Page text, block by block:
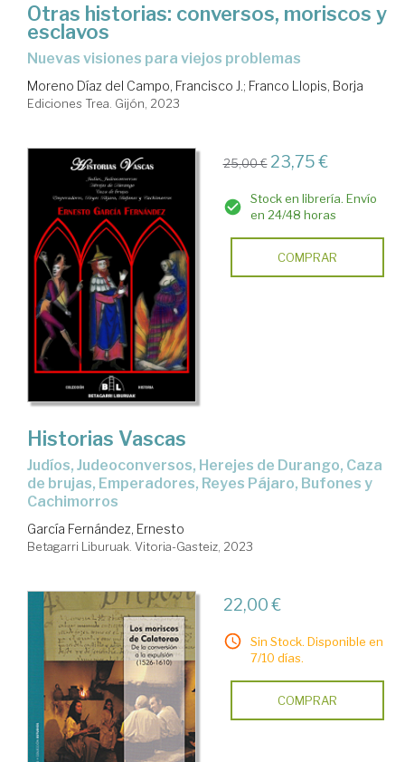
Otras historias: conversos, moriscos y
esclavos
Nuevas visiones para viejos problemas
Moreno Díaz del Campo, Francisco J.; Franco Llopis, Borja
Ediciones Trea. Gijón, 2023
25,00 € 23,75 €
Stock en librería. Envío
en 24/48 horas
COMPRAR
Historias Vascas
Judíos, Judeoconversos, Herejes de Durango, Caza
de brujas, Emperadores, Reyes Pájaro, Bufones y
Cachimorros
García Fernández, Ernesto
Betagarri Liburuak. Vitoria-Gasteiz, 2023
22,00 €
Sin Stock. Disponible en
7/10 días.
COMPRAR